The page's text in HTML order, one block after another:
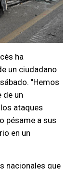
ha
un ciudadano
"Hemos
de un
ataques
pésame a sus
en un
nacionales que